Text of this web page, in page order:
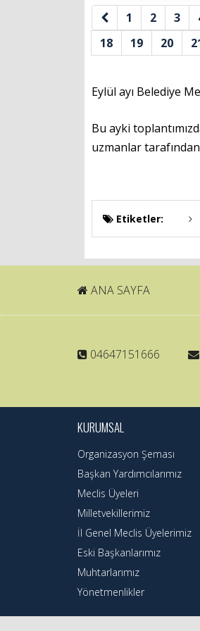
1 2 3
18
19 20
Eylül ayı Belediye
Bu ayki
uzmanlar
Etiketler:
ANA SAYFA
04647151666
KURUMSAL
Organizasyon Şeması
Başkan Yardımcılarımız
Meclis Üyeleri
Milletvekillerimiz
İl Genel Meclis Üyelerimiz
Eski Başkanlarımız
Muhtarlarımız
Yönetmenlikler